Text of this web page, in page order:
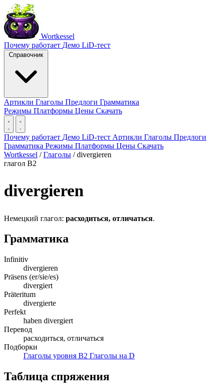
Wortkessel
Почему работает Демо LiD-тест
Справочник
Артикли Глаголы Предлоги Грамматика
Режимы Платформы Цены Скачать
Почему работает Демо LiD-тест Артикли Глаголы Предлоги
Грамматика Режимы Платформы Цены Скачать
Wortkessel / Глаголы / divergieren
глагол B2
divergieren
Немецкий глагол: расходиться, отличаться.
Грамматика
Infinitiv
divergieren
Präsens (er/sie/es)
divergiert
Präteritum
divergierte
Perfekt
haben divergiert
Перевод
расходиться, отличаться
Подборки
Глаголы уровня B2 Глаголы на D
Таблица спряжения